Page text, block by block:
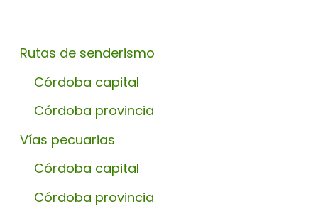
Rutas de senderismo
Córdoba capital
Córdoba provincia
Vías pecuarias
Córdoba capital
Córdoba provincia